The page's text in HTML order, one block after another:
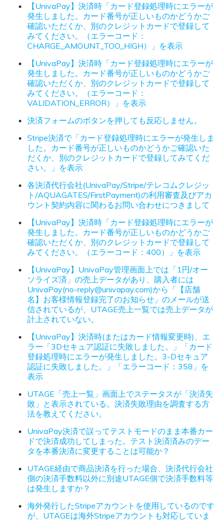
【UnivaPay】決済時「カード登録処理時にエラーが
発生しました。カード番号が正しいものかどうかご
確認いただくか、別のクレジットカードで登録して
みてください。（エラーコード：
CHARGE_AMOUNT_TOO_HIGH）」を表示
【UnivaPay】決済時「カード登録処理時にエラーが
発生しました。カード番号が正しいものかどうかご
確認いただくか、別のクレジットカードで登録して
みてください。（エラーコード：
VALIDATION_ERROR）」を表示
決済フォームのボタンを押しても反応しません。
Stripe決済で「カード登録処理時にエラーが発生しま
した。カード番号が正しいものかどうかご確認いた
だくか、別のクレジットカードで登録してみてくだ
さい。」を表示
各決済代行会社(UnivaPay/Stripe/テレコムクレジッ
ト/AQUAGATES/FirstPayment)の利用審査及びアカ
ウント契約内容に関わるお問い合わせにつきまして
【UnivaPay】決済時「カード登録処理時にエラーが
発生しました。カード番号が正しいものかどうかご
確認いただくか、別のクレジットカードで登録して
みてください。（エラーコード：400）」を表示
【UnivaPay】UnivaPay管理画面上では「1円/オー
ソライズ済」の売上データがあり、購入者には
UnivaPay(no-reply@univapay.com)から「【店舗
名】お客様情報登録完了のお知らせ」のメールが送
信されているが、UTAGE売上一覧では売上データが
計上されていない。
【UnivaPay】決済時(またはカード情報変更時)、エ
ラー「3Dセキュア認証に失敗しました。」「カード
登録処理時にエラーが発生しました。3-Dセキュア
認証に失敗しました。」「エラーコード：358」を
表示
UTAGE「売上一覧」画面上でステータスが「決済失
敗」と表示されている。決済失敗理由を調査する方
法を教えてください。
UnivaPay決済で誤ってテストモードのまま本番カー
ドで決済成功してしまった。テスト決済済みのデー
タを本番決済に変更することは可能か？
UTAGE経由で商品決済を行った場合、決済代行会社
側の決済手数料以外に別途UTAGE側で決済手数料等
は発生しますか？
海外発行したStripeアカウントを使用しているのです
が、UTAGEは海外Stripeアカウントも対応していま